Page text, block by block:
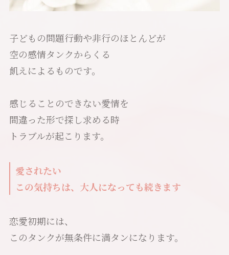
子どもの問題行動や非行のほとんどが
空の感情タンクからくる
飢えによるものです。
感じることのできない愛情を
間違った形で探し求める時
トラブルが起こります。
愛されたい
この気持ちは、大人になっても続きます
恋愛初期には、
このタンクが無条件に満タンになります。